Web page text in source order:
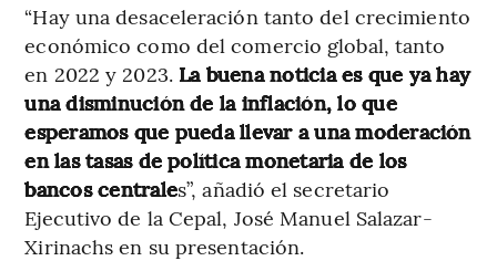
“Hay una desaceleración tanto del crecimiento
económico como del comercio global, tanto
en 2022 y 2023. La buena noticia es que ya hay
una disminución de la inflación, lo que
esperamos que pueda llevar a una moderación
en las tasas de política monetaria de los
bancos centrales”, añadió el secretario
Ejecutivo de la Cepal, José Manuel Salazar-
Xirinachs en su presentación.